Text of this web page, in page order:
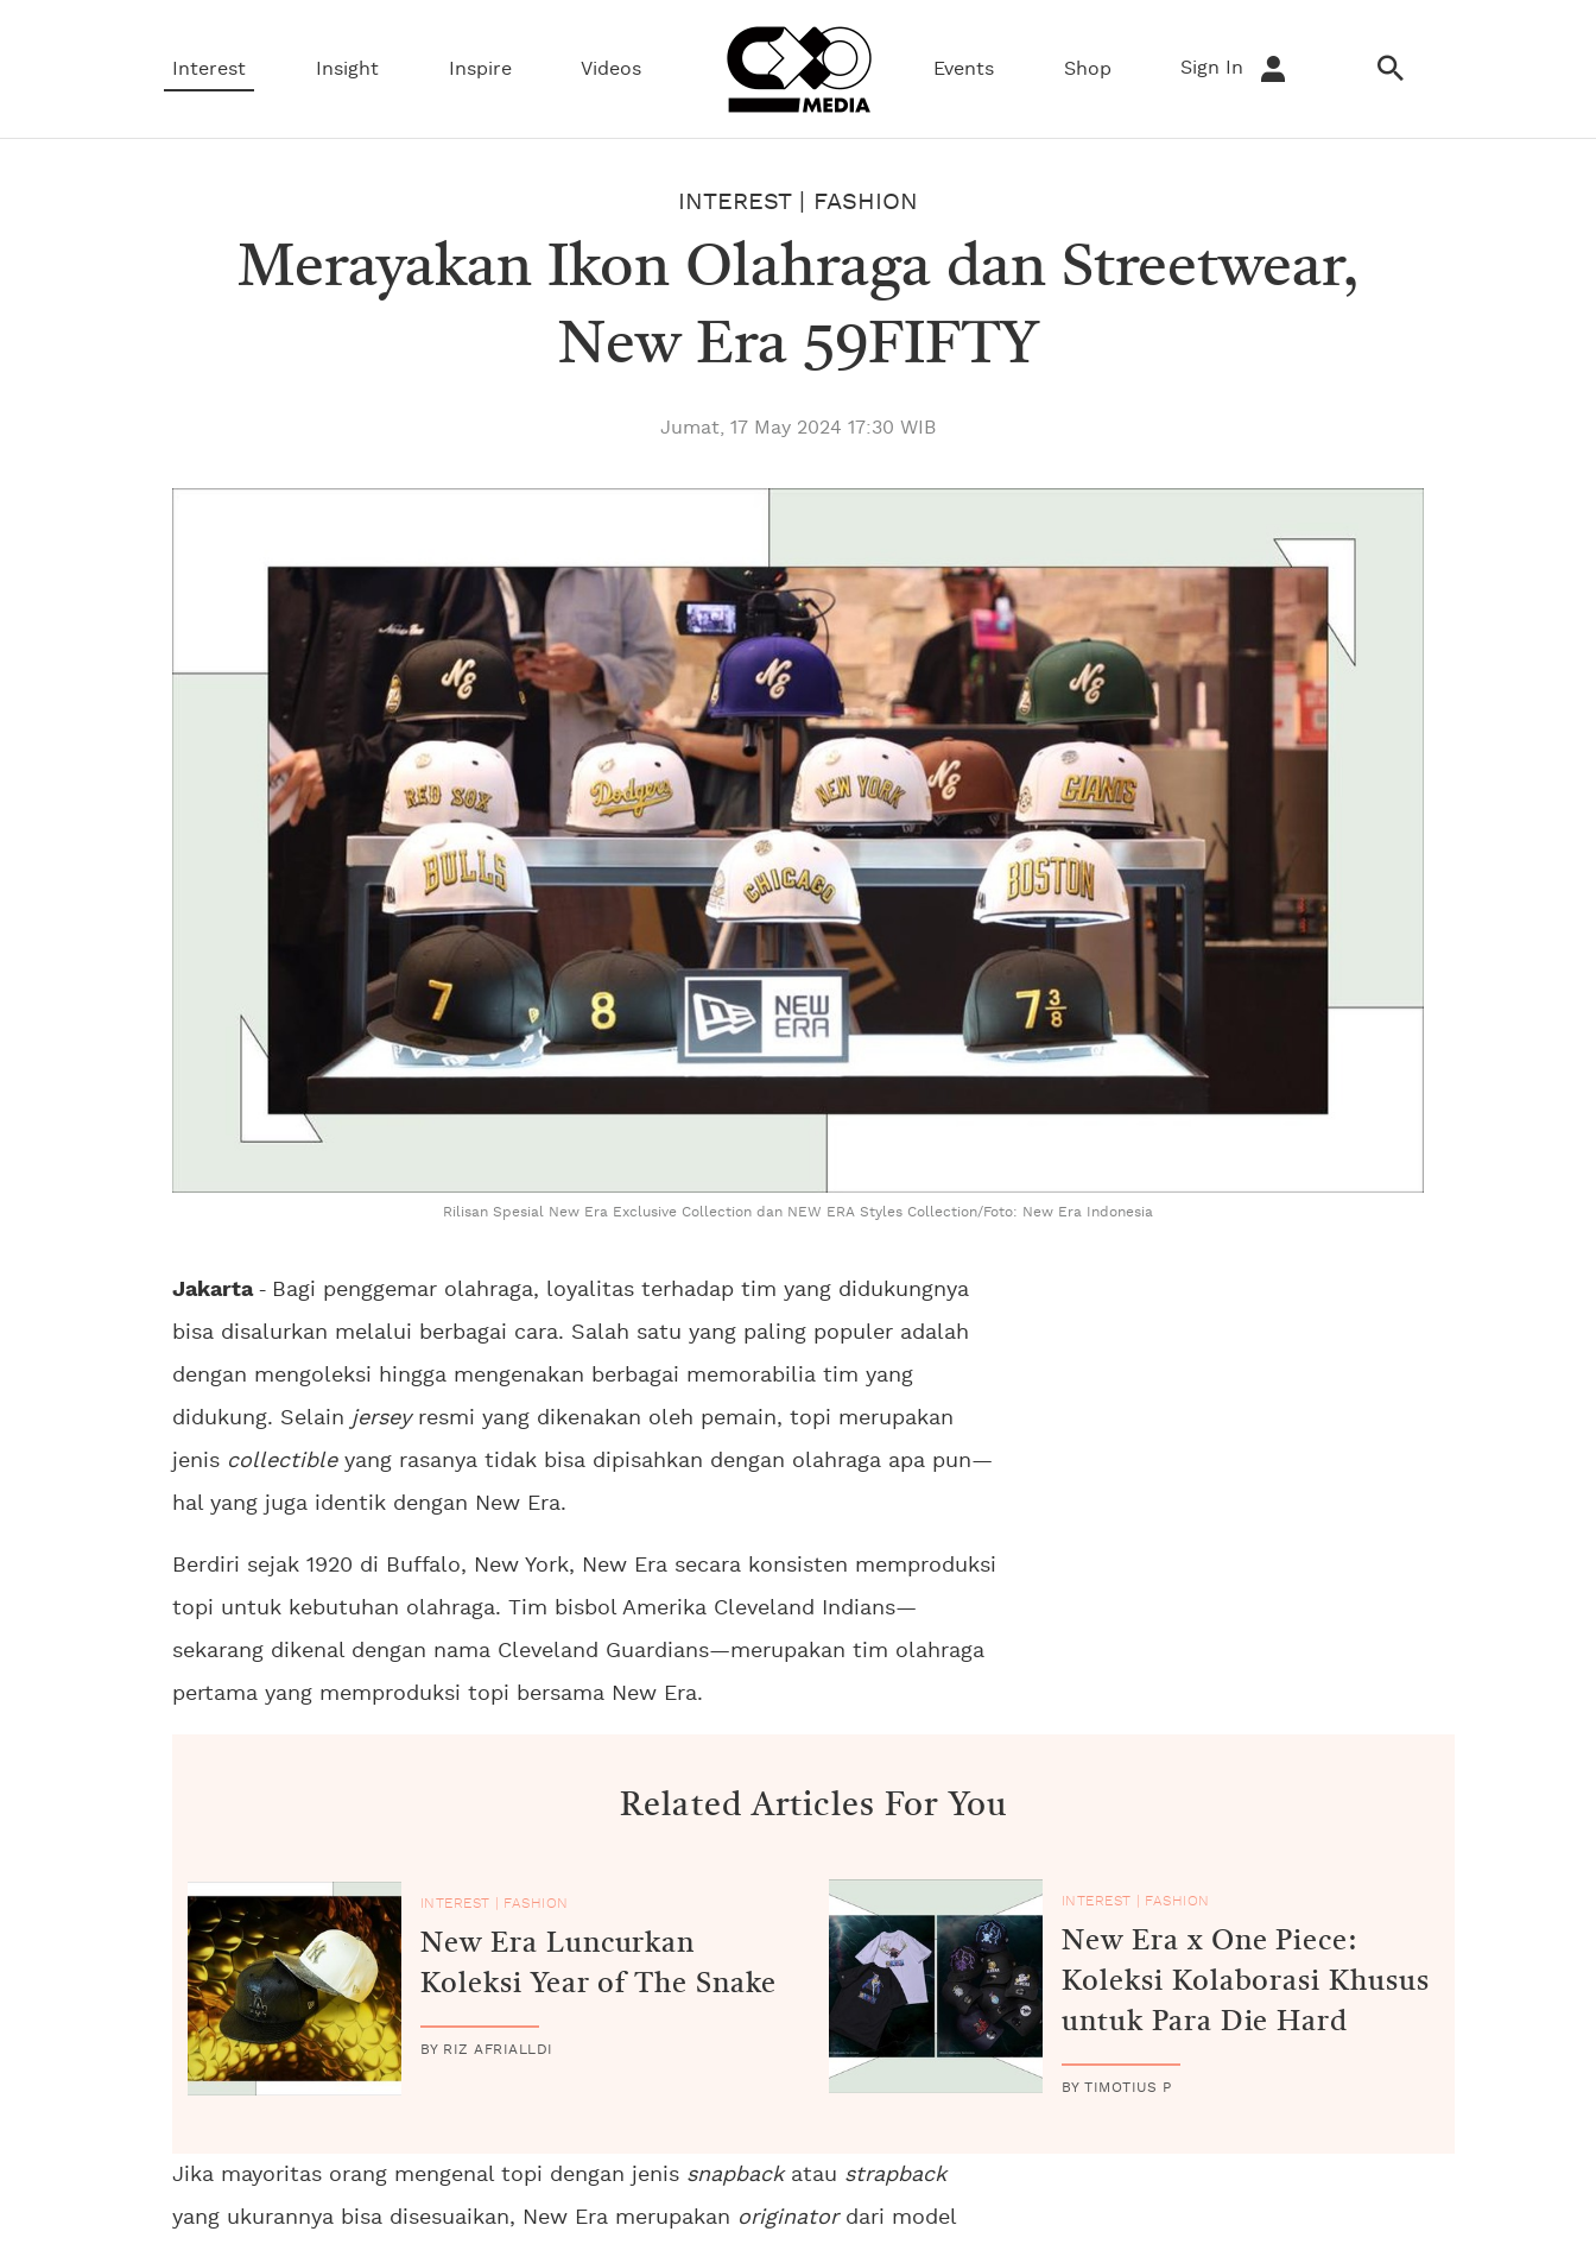
Interest Insight Inspire Videos Events Shop Sign In
INTEREST| FASHION
Merayakan Ikon Olahraga dan Streetwear,
New Era 59FIFTY
Jumat, 17 May 2024 17:30 WIB
Rilisan Spesial New Era Exclusive Collection dan NEW ERA Styles Collection/Foto: New Era Indonesia
Jakarta- Bagi penggemar olahraga, loyalitas terhadap tim yang didukungnya
bisa disalurkan melalui berbagai cara. Salah satu yang paling populer adalah
dengan mengoleksi hingga mengenakan berbagai memorabilia tim yang
didukung. Selain jerseyresmi yang dikenakan oleh pemain, topi merupakan
jenis collectibleyang rasanya tidak bisa dipisahkan dengan olahraga apa pun—
hal yang juga identik dengan New Era.
Berdiri sejak 1920 di Buffalo, New York, New Era secara konsisten memproduksi
topi untuk kebutuhan olahraga. Tim bisbol Amerika Cleveland Indians—
sekarang dikenal dengan nama Cleveland Guardians—merupakan tim olahraga
pertama yang memproduksi topi bersama New Era.
Related Articles For You
INTEREST FASHION
New Era Luncurkan
Koleksi Year of The Snake
BY RIZ AFRIALLDI
INTEREST FASHION
New Era x One Piece:
Koleksi Kolaborasi Khusus
untuk Para Die Hard
BY TIMOTIUS P
Jika mayoritas orang mengenal topi dengan jenis snapbackatau strapback
yang ukurannya bisa disesuaikan, New Era merupakan originatordari model